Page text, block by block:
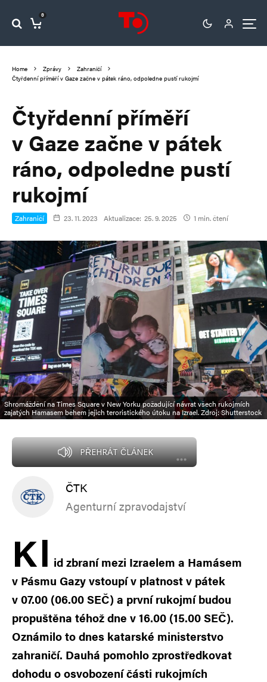
0
Home Zprávy
Zahraničí
Čtyřdenní příměří v Gaze začne v pátek ráno, odpoledne pustí rukojmí
Čtyřdenní příměří
v Gaze začne v pátek
ráno, odpoledne pustí
rukojmí
Zahraničí 23. 11. 2023 Aktualizace: 25. 9. 2025 1 min. čtení
Shromáždění na Times Square v New Yorku požadující návrat všech rukojmích
zajatých Hamasem během jejich teroristického útoku na Izrael. Zdroj: Shutterstock
PŘEHRÁT ČLÁNEK
ČTK
Agenturní zpravodajství
Kl id zbraní mezi Izraelem a Hamásem
v Pásmu Gazy vstoupí v platnost v pátek
v 07.00 (06.00 SEČ) a první rukojmí budou
propuštěna téhož dne v 16.00 (15.00 SEČ).
Oznámilo to dnes katarské ministerstvo
zahraničí. Dauhá pomohlo zprostředkovat
dohodu o osvobození části rukojmích